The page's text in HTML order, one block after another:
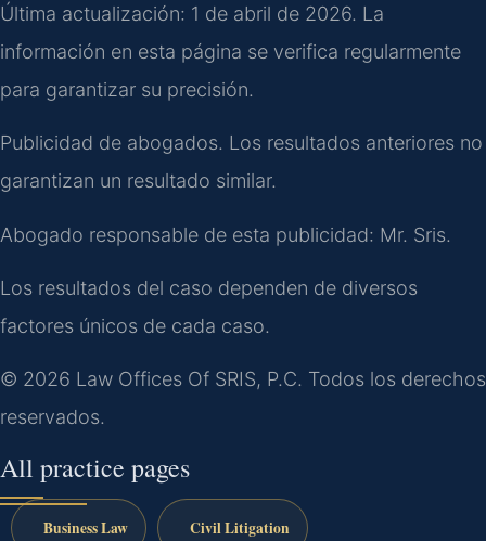
Última actualización: 1 de abril de 2026. La
información en esta página se verifica regularmente
para garantizar su precisión.
Publicidad de abogados. Los resultados anteriores no
garantizan un resultado similar.
Abogado responsable de esta publicidad: Mr. Sris.
Los resultados del caso dependen de diversos
factores únicos de cada caso.
© 2026 Law Offices Of SRIS, P.C. Todos los derechos
reservados.
All practice pages
Business Law Civil Litigation